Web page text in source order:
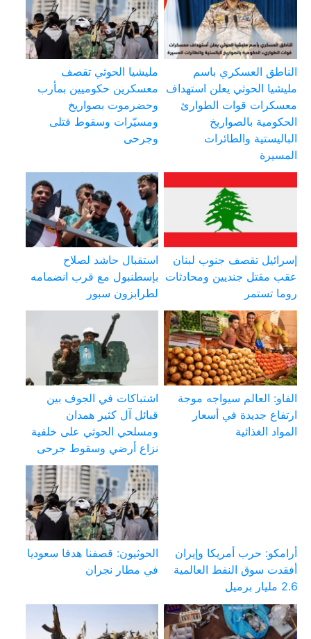
الناطق العسكري باسم
مليشيا الحوثي يعلن استهداف
معسكرات قوات الطوارئ
الحكومية بالصواريخ
الباليستية والطائرات
المسيرة
مليشيا الحوثي تقصف
معسكرين حكوميين بمأرب
وحضرموت بصواريخ
ومسيّرات وسقوط قتلى
وجرحى
إسرائيل تقصف جنوب لبنان
عقب مقتل جنديين ومحادثات
روما تستمر
استقبال حاشد لصلاح
بإسطنبول مع قرب انضمامه
لطرابزون سبور
الفاو: العالم سيواجه موجة
ارتفاع جديدة في أسعار
المواد الغذائية
اشتباكات في الجوف بين
قبائل آل كثير همدان
ومسلحي الحوثي على خلفية
نزاع أرضي وسقوط جرحى
أرامكو: حرب أمريكا وإيران
أفقدت سوق النفط العالمية
2.6 مليار برميل
الحوثيون: قصفنا هدفا سعوديا
في مطار نجران